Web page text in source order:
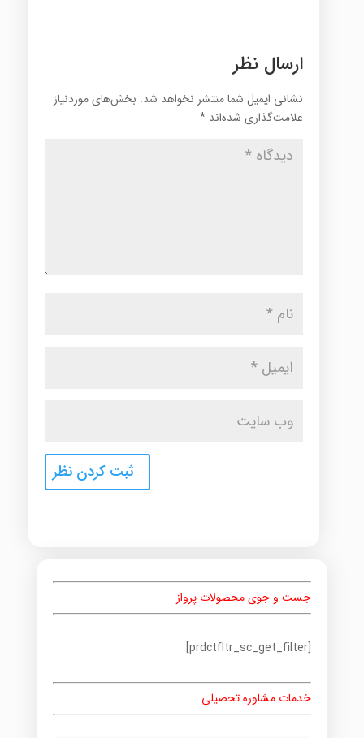
ارسال نظر
نشانی ایمیل شما منتشر نخواهد شد. بخش‌های موردنیاز
علامت‌گذاری شده‌اند *
جست و جوی محصولات پرواز
[prdctfltr_sc_get_filter]
خدمات مشاوره تحصیلی